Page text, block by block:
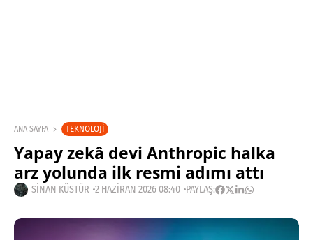
ANA SAYFA TEKNOLOJI
Yapay zekâ devi Anthropic halka
arz yolunda ilk resmi adımı attı
SINAN KÜSTÜR 2 HAZIRAN 2026 08:40 PAYLAŞ: